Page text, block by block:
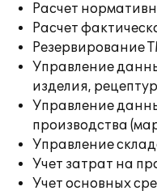
Расчет
Расчет
Резервирование
Управление
изделия,
Управление
производства
Управление
Учет затрат на
Учет основных